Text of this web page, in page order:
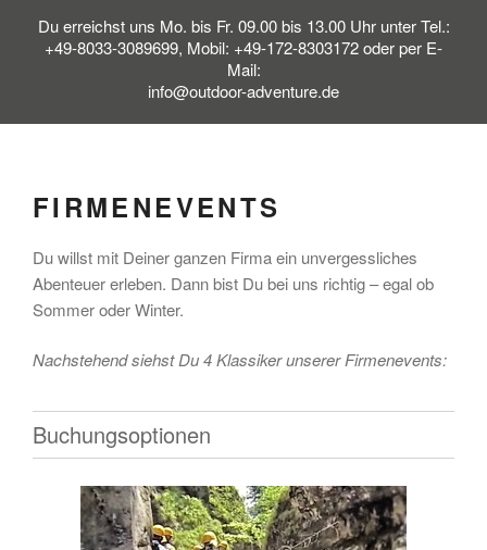
Du erreichst uns Mo. bis Fr. 09.00 bis 13.00 Uhr unter Tel.:
+49-8033-3089699, Mobil: +49-172-8303172 oder per E-
Mail:
info@outdoor-adventure.de
FIRMENEVENTS
Du willst mit Deiner ganzen Firma ein unvergessliches
Abenteuer erleben. Dann bist Du bei uns richtig – egal ob
Sommer oder Winter.
Nachstehend siehst Du 4 Klassiker unserer Firmenevents:
Buchungsoptionen